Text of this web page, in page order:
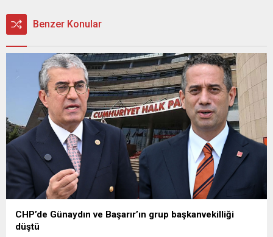
Benzer Konular
CHP’de Günaydın ve Başarır’ın grup başkanvekilliği
düştü